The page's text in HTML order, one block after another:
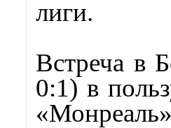
лиги.
Встреча в
0:1) в